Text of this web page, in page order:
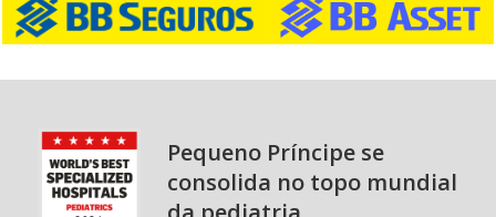
Pequeno Príncipe se
consolida no topo mundial